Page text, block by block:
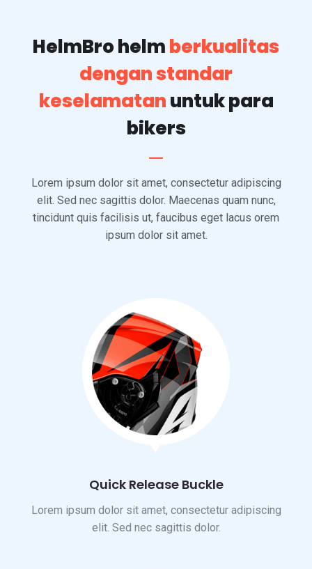
HelmBro helmberkualitas
dengan standar
keselamatanuntuk para
bikers
Lorem ipsum dolor sit amet, consectetur adipiscing
elit. Sed nec sagittis dolor. Maecenas quam nunc,
tincidunt quis facilisis ut, faucibus eget lacus orem
ipsum dolor sit amet.
Quick Release Buckle
Lorem ipsum dolor sit amet, consectetur adipiscing
elit. Sed nec sagittis dolor.